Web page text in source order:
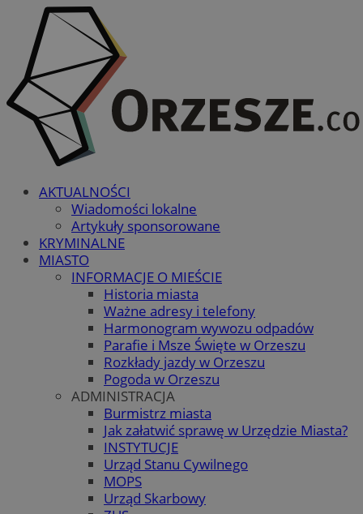
AKTUALNOŚCI
Wiadomości lokalne
Artykuły sponsorowane
KRYMINALNE
MIASTO
INFORMACJE O MIEŚCIE
Historia miasta
Ważne adresy i telefony
Harmonogram wywozu odpadów
Parafie i Msze Święte w Orzeszu
Rozkłady jazdy w Orzeszu
Pogoda w Orzeszu
ADMINISTRACJA
Burmistrz miasta
Jak załatwić sprawę w Urzędzie Miasta?
INSTYTUCJE
Urząd Stanu Cywilnego
MOPS
Urząd Skarbowy